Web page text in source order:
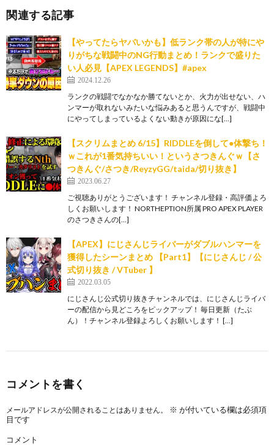
関連する記事
【やってたらヤバいかも】低ランク帯の人が特にや
りがちな戦闘中のNG行動まとめ！ランクで盛りた
い人必見【APEX LEGENDS】#apex
2024.12.26
ランクの戦闘でなかなか勝てないとか、火力が出せない、ハ
ンマーが取れないみたいな悩みあると思うんですが、戦闘中
にやってしまっているよくない動きが原因にな[…]
【スクリムまとめ 6/15】RIDDLEを倒して●体撃ち！
ｗこれが1番気持ちいい！というさつきんぐｗ【さ
つきんぐ/さつき/ReyzyGG/taida/切り抜き】
2023.06.27
ご視聴ありがとうございます！ チャンネル登録・高評価よろ
しくお願いします！ NORTHEPTION所属 PRO APEX PLAYER
のさつきさんの[…]
【APEX】にじさんじライバーがダブルハンマーを
獲得したシーンまとめ 【Part1】【にじさんじ / 公
式切り抜き / VTuber 】
2022.03.05
にじさんじ公式切り抜きチャンネルでは、にじさんじライバ
ーの配信から見どころをピックアップ！ 毎日更新（たぶ
ん）！チャンネル登録よろしくお願いします！ […]
コメントを書く
メールアドレスが公開されることはありません。 ※ が付いている欄は必須項
目です
コメント